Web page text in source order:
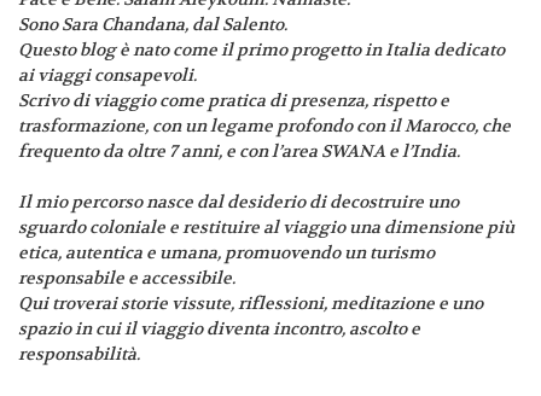
Sono Sara Chandana, dal Salento.
Questo blog è nato come il primo progetto in Italia dedicato
ai viaggi consapevoli.
Scrivo di viaggio come pratica di presenza, rispetto e
trasformazione, con un legame profondo con il Marocco, che
frequento da oltre 7 anni, e con l’area SWANA e l’India.
Il mio percorso nasce dal desiderio di decostruire uno
sguardo coloniale e restituire al viaggio una dimensione più
etica, autentica e umana, promuovendo un turismo
responsabile e accessibile.
Qui troverai storie vissute, riflessioni, meditazione e uno
spazio in cui il viaggio diventa incontro, ascolto e
responsabilità.